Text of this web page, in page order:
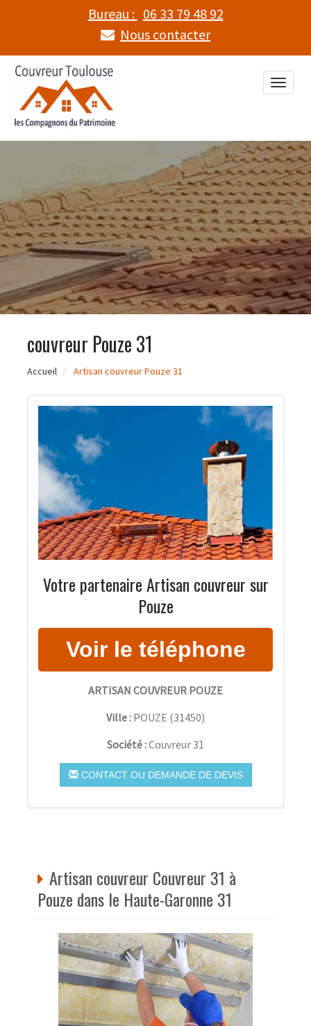
Bureau : 06 33 79 48 92
Nous contacter
Toggle
couvreur Pouze 31
Accueil Artisan couvreur Pouze 31
Votre partenaire Artisan couvreur sur
Pouze
ARTISAN COUVREUR POUZE
Ville : POUZE (31450)
Société :Couvreur 31
CONTACT OU DEMANDE DE DEVIS
Artisan couvreur Couvreur 31 à
Pouze dans le Haute-Garonne 31